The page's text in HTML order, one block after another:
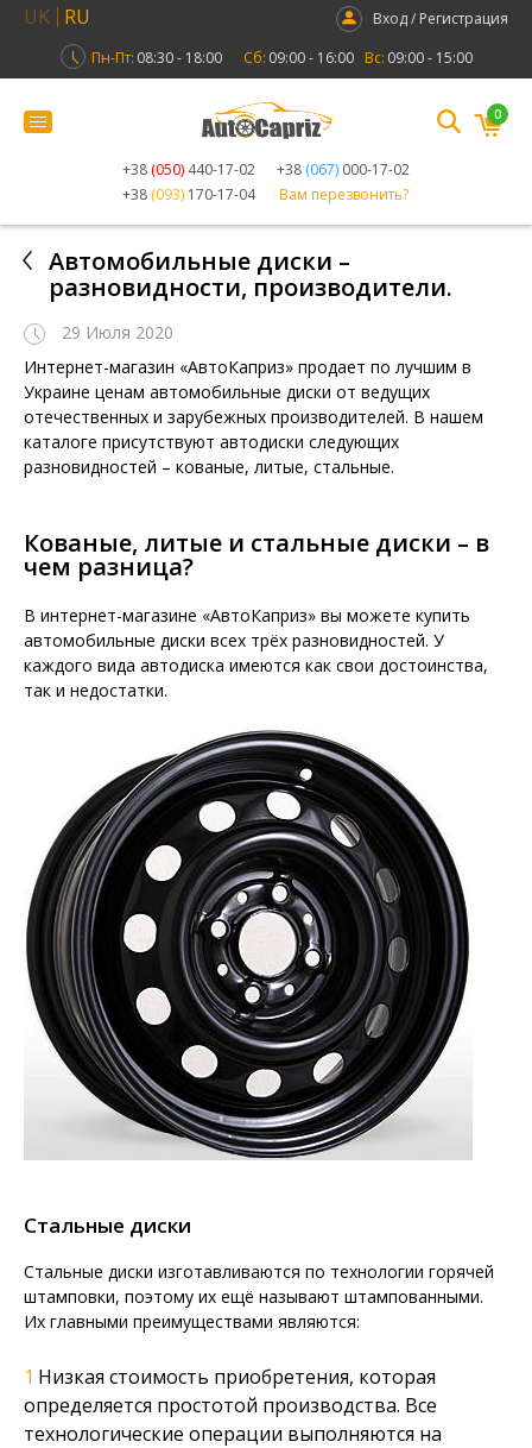
UK RU
Вход / Регистрация
Пн-Пт: 08:30 - 18:00 Сб: 09:00 - 16:00 Вс: 09:00 - 15:00
+38 (050) 440-17-02 +38 (067) 000-17-02
+38 (093) 170-17-04 Вам перезвонить?
0
Автомобильные диски –
разновидности, производители.
29 Июля 2020
Интернет-магазин «АвтоКаприз» продает по лучшим в
Украине ценам автомобильные диски от ведущих
отечественных и зарубежных производителей. В нашем
каталоге присутствуют автодиски следующих
разновидностей – кованые, литые, стальные.
Кованые, литые и стальные диски – в
чем разница?
В интернет-магазине «АвтоКаприз» вы можете купить
автомобильные диски всех трёх разновидностей. У
каждого вида автодиска имеются как свои достоинства,
так и недостатки.
Стальные диски
Стальные диски изготавливаются по технологии горячей
штамповки, поэтому их ещё называют штампованными.
Их главными преимуществами являются:
Низкая стоимость приобретения, которая
определяется простотой производства. Все
технологические операции выполняются на